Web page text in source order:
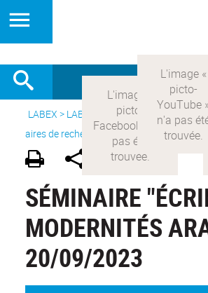
LABEX > LABEX COMOD> Version
aires de recherche> Modernités arabes
SÉMINAIRE
MODERNITÉS
20/09/2023